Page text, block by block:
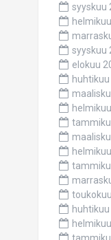
syyskuu
syyskuu
elokuu
huhtikuu